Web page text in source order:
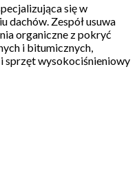
się w
dachów. Zespół usuwa
organiczne z pokryć
i bitumicznych,
sprzęt wysokociśnieniowy